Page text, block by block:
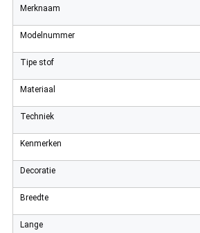
Merknaam
Modelnummer
Tipe stof
Materiaal
Techniek
Kenmerken
Decoratie
Breedte
Lange